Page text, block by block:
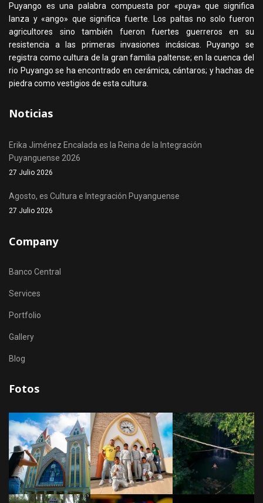
Puyango es una palabra compuesta por «puya» que significa
lanza y «ango» que significa fuerte. Los paltas no solo fueron
agricultores sino también fueron fuertes guerreros en su
resistencia a las primeras invasiones incásicas. Puyango se
registra como cultura de la gran familia paltense; en la cuenca del
rio Puyango se ha encontrado en cerámica, cántaros; y hachas de
piedra como vestigios de esta cultura.
Noticias
Erika Jiménez Encalada es la Reina de la Integración
Puyanguense 2026
27 Julio 2026
Agosto, es Cultura e Integración Puyanguense
27 Julio 2026
Company
Banco Central
Services
Portfolio
Gallery
Blog
Fotos